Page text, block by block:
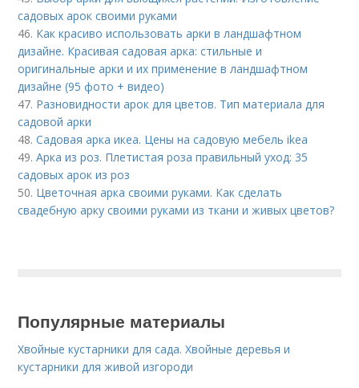
садовых арок своими руками
46. Как красиво использовать арки в ландшафтном
дизайне. Красивая садовая арка: стильные и
оригинальные арки и их применение в ландшафтном
дизайне (95 фото + видео)
47. Разновидности арок для цветов. Тип материала для
садовой арки
48.Садовая арка икеа. Цены на садовую мебель ikea
49.Арка из роз. Плетистая роза правильный уход: 35
садовых арок из роз
50. Цветочная арка своими руками. Как сделать
свадебную арку своими руками из ткани и живых цветов?
Популярные материалы
Хвойные кустарники для сада. Хвойные деревья и
кустарники для живой изгороди